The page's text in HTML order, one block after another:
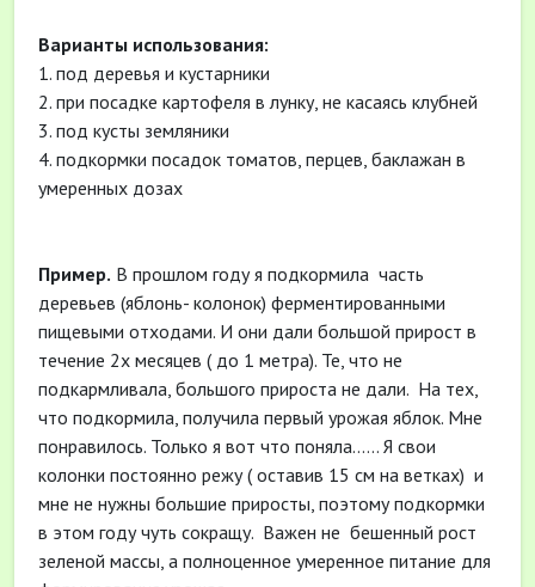
Варианты использования:
1. под деревья и кустарники
2. при посадке картофеля в лунку, не касаясь клубней
3. под кусты земляники
4. подкормки посадок томатов, перцев, баклажан в
умеренных дозах
Пример. В прошлом году я подкормила часть
деревьев (яблонь- колонок) ферментированными
пищевыми отходами. И они дали большой прирост в
течение 2х месяцев ( до 1 метра). Те, что не
подкармливала, большого прироста не дали. На тех,
что подкормила, получила первый урожая яблок. Мне
понравилось. Только я вот что поняла...... Я свои
колонки постоянно режу ( оставив 15 см на ветках) и
мне не нужны большие приросты, поэтому подкормки
в этом году чуть сокращу. Важен не бешенный рост
зеленой массы, а полноценное умеренное питание для